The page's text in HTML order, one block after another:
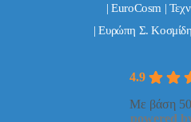
| EuroCosm |
| Ευρώπη Σ.
4.9
Με βάση 50
powered